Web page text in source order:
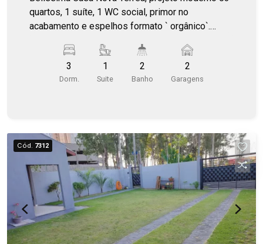
quartos, 1 suíte, 1 WC social, primor no
acabamento e espelhos formato ` orgânico`.
torre de tomadas, cooktop e cuba/torneira
gourmet. Câmeras de monitoramento, lavanderia
no corpo da casa. Lazer integrada com piscina,
gourmet, e WCs, serão instalados! Um projeto
moderno, térreo e cheio de detalhes que fazem a
diferença: 3 quartos, sendo 1 suíte Banheiros
com acabamento de 1ª linha e espelhos em
formato orgânico Cozinha integrada com bancada
em granito, cooktop e cuba/torneira gourmet
Piscina com cascata, ponto para aquecimento e
área de lazer completa Churrasqueira, bancada,
3
Dorm.
1
Suite
2
Banho
2
Garagens
Cód. 7312